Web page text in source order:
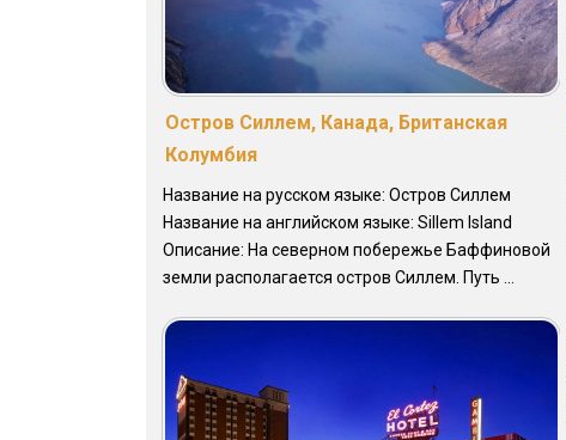
Остров Силлем, Канада, Британская
Колумбия
Название на русском языке: Остров Силлем
Название на английском языке: Sillem Island
Описание: На северном побережье Баффиновой
земли располагается остров Силлем. Путь ...